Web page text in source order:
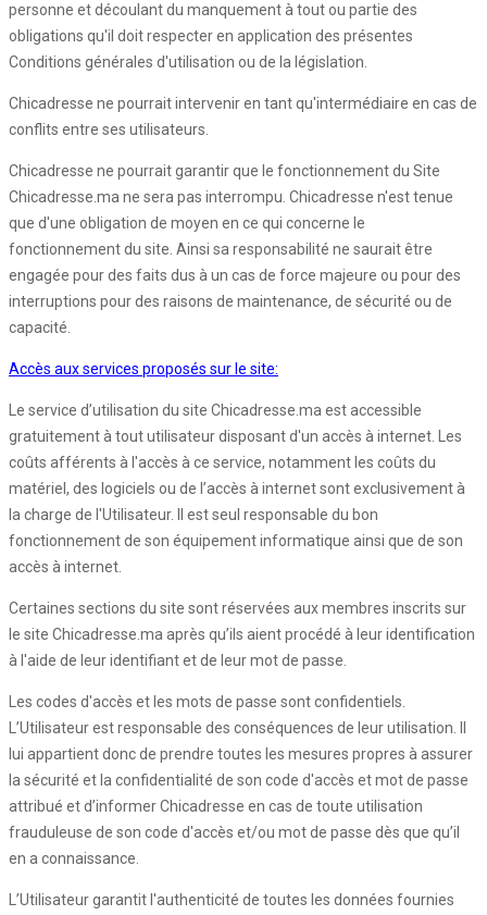
personne et découlant du manquement à tout ou partie des
obligations qu'il doit respecter en application des présentes
Conditions générales d'utilisation ou de la législation.
Chicadresse ne pourrait intervenir en tant qu'intermédiaire en cas de
conflits entre ses utilisateurs.
Chicadresse ne pourrait garantir que le fonctionnement du Site
Chicadresse.ma ne sera pas interrompu. Chicadresse n'est tenue
que d'une obligation de moyen en ce qui concerne le
fonctionnement du site. Ainsi sa responsabilité ne saurait être
engagée pour des faits dus à un cas de force majeure ou pour des
interruptions pour des raisons de maintenance, de sécurité ou de
capacité.
Accès aux services proposés sur le site:
Le service d’utilisation du site Chicadresse.ma est accessible
gratuitement à tout utilisateur disposant d'un accès à internet. Les
coûts afférents à l'accès à ce service, notamment les coûts du
matériel, des logiciels ou de l’accès à internet sont exclusivement à
la charge de l'Utilisateur. Il est seul responsable du bon
fonctionnement de son équipement informatique ainsi que de son
accès à internet.
Certaines sections du site sont réservées aux membres inscrits sur
le site Chicadresse.ma après qu’ils aient procédé à leur identification
à l'aide de leur identifiant et de leur mot de passe.
Les codes d'accès et les mots de passe sont confidentiels.
L’Utilisateur est responsable des conséquences de leur utilisation. Il
lui appartient donc de prendre toutes les mesures propres à assurer
la sécurité et la confidentialité de son code d'accès et mot de passe
attribué et d’informer Chicadresse en cas de toute utilisation
frauduleuse de son code d'accès et/ou mot de passe dès que qu’il
en a connaissance.
L’Utilisateur garantit l'authenticité de toutes les données fournies